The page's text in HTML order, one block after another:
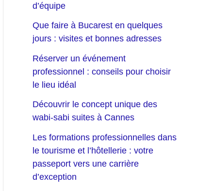
d’équipe
Que faire à Bucarest en quelques
jours : visites et bonnes adresses
Réserver un événement
professionnel : conseils pour choisir
le lieu idéal
Découvrir le concept unique des
wabi-sabi suites à Cannes
Les formations professionnelles dans
le tourisme et l’hôtellerie : votre
passeport vers une carrière
d’exception